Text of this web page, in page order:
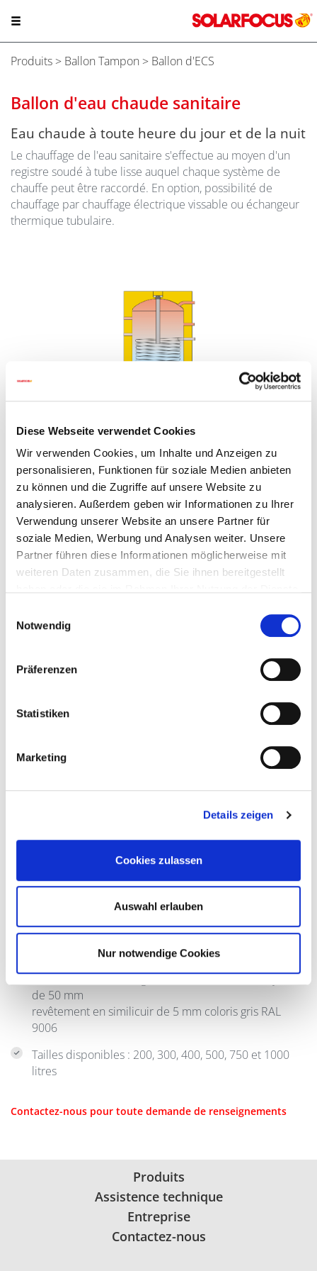
Diese Webseite verwendet Cookies
Wir verwenden Cookies, um Inhalte und Anzeigen zu
personalisieren, Funktionen für soziale Medien anbieten
zu können und die Zugriffe auf unsere Website zu
analysieren. Außerdem geben wir Informationen zu Ihrer
Verwendung unserer Website an unsere Partner für
soziale Medien, Werbung und Analysen weiter. Unsere
Partner führen diese Informationen möglicherweise mit
weiteren Daten zusammen, die Sie ihnen bereitgestellt
Notwendig
Präferenzen
Statistiken
Marketing
Details zeigen
Cookies zulassen
Auswahl erlauben
Nur notwendige Cookies
Produits > Ballon Tampon > Ballon d'ECS
Ballon d'eau chaude sanitaire
Eau chaude à toute heure du jour et de la nuit
Le chauffage de l'eau sanitaire s'effectue au moyen d'un
registre soudé à tube lisse auquel chaque système de
chauffe peut être raccordé. En option, possibilité de
chauffage par chauffage électrique vissable ou échangeur
thermique tubulaire.
Ballon d'eau chaude ECOLINE monovalent
Accumulateur émaillé avec un registre de chauffe
embouti pour chauffage d'appoint
Anode protectrice en magnésium
Isolation en mousse rigide en PU directement injectée
de 50 mm
Ballon d'eau chaude ECOLINE bivalent
Ballon d'ECS en acier émaillé et deux échangeurs
thermiques à tube lisse soudés
Avec anode protectrice en magnésium jusqu'à 500 l,
avec anode énergisée à partir de 750 l
Isolation en mousse rigide en PU directement injectée
de 50 mm
revêtement en similicuir de 5 mm coloris gris RAL
9006
Tailles disponibles : 200, 300, 400, 500, 750 et 1000
litres
Contactez-nous pour toute demande de renseignements
Produits
Assistence technique
Entreprise
Contactez-nous